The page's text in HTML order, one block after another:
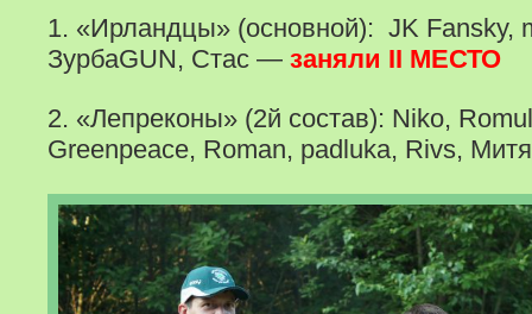
1. «Ирландцы» (основной): JK Fansky,
ЗурбаGUN, Стас — заняли II МЕСТО
2. «Лепреконы» (2й состав): Niko,
Greenpeace, Roman, padluka, Rivs,